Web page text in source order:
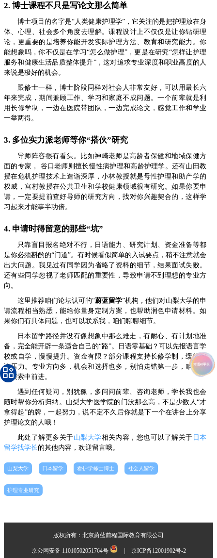
2. 博士课程不只是写论文那么简单
博士项目的名字是“人类健康护理学”，它关注的是把护理放在身
体、心理、社会多个角度去理解。课程设计上不仅仅是让你钻研理
论，更重要的是培养你能开发实际护理方法、教育和研究能力。你
能想象吗，你不仅是在学习“怎么做护理”，更是在研究“怎样让护理
服务和健康生活品质整体提升”，这对追求专业深度和职业高度的人
来说是极好的机会。
跟修士一样，博士阶段同样对社会人非常友好，可以用最长六
年来完成，期间兼顾工作、学习和家庭不成问题。一个前辈就是利
用长修学制，一边在医院带团队，一边完成论文，感觉工作和学业
一举两得。
3. 多位实力派老师等你“搭伙”研究
导师阵容很有看头。比如神崎老师是高龄者保健和地域保健方
面的专家， 谷口老师则擅长慢性病护理和高龄护理学。还有山田教
授在危机护理技术上造诣深厚，小林教授就是母性护理和助产学的
权威，宫村教授在公共卫生和学校健康领域很有研究。如果你要申
请，一定要提前查好导师的研究方向，找对你兴趣契合的，这样学
习起来才能事半功倍。
4. 申请时得留意的那些“坑”
只靠盲目报名绝对不行，日语能力、研究计划、资金准备等都
是你必须斟酌的“门道”。有时候看似简单的入试要点，稍不注意就会
出大问题。我见过有同学因为省略了资料的细节，结果面试失败。
还有些同学忽视了老师匹配的重要性，导致申请不到理想的专业方
向。
这里推荐咱们论坛认可的“蔚蓝留学”机构，他们对山梨大学的申
请流程相当熟悉，能给你量身定制方案，也帮助润色申请材料。如
果你们有具体问题，也可以联系我，咱们聊聊细节。
日本留学路径并没有像想象中那么难走，有耐心、有计划地准
备，完全能开辟一条适合自己的“路”。日语零基础？可以先报语言学
校或自学，慢慢提升。资金有限？部分课程支持长修学制，缓解经
济压力。专业方向多，机会和选择也多，别怕走错第一步，咱们都
在摸索中前进。
遇到任何疑问，别犹豫，多问问前辈、咨询老师，学长我也会
随时帮你分析归纳。山梨大学医学院的门没那么高，不是少数人“才
拿得起”的牌，一起努力，说不定不久后你就是下一个在讲台上分享
护理论文的人哦！
此处了解更多关于山梨大学相关内容，您也可以了解关于 日本
留学找学长的其他内容，欢迎留言哦。
山梨大学 日本留学 看护学修士博士 社会人留学
护理专业研究
版权所有：北京蔚蓝前程国际教育有限公司
京公网安备 11010502051764号 京ICP备12001902号-2